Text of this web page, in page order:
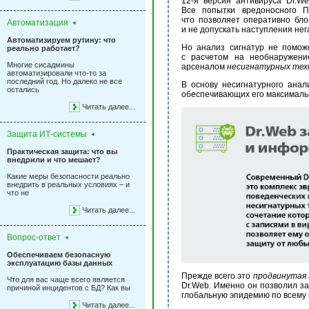
Автоматизация
Автоматизируем рутину: что
реально работает?
Многие сисадмины
автоматизировали что-то за
последний год. Но далеко не все
остались
Читать далее...
Защита ИТ-системы
Практическая защита: что вы
внедрили и что мешает?
Какие меры безопасности реально
внедрить в реальных условиях – и
что не
Читать далее...
Вопрос-ответ
Обеспечиваем безопасную
эксплуатацию базы данных
Что для вас чаще всего является
причиной инцидентов с БД? Как вы
Читать далее...
Все попытки вредоносного
что позволяет оперативно
и не допускать наступления
Но анализ сигнатур не
с расчетом на
арсеналом несигнатурных
В основу несигнатурного
обеспечивающих его
Прежде всего это продвинутая
Dr.Web. Именно он позволил
глобальную эпидемию по всему